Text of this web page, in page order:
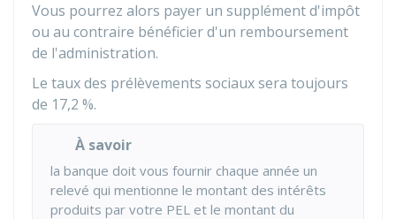
Vous pourrez alors payer un supplément d'impôt
ou au contraire bénéficier d'un remboursement
de l'administration.
Le taux des prélèvements sociaux sera toujours
de 17,2 %.
À savoir
la banque doit vous fournir chaque année un
relevé qui mentionne le montant des intérêts
produits par votre PEL et le montant du